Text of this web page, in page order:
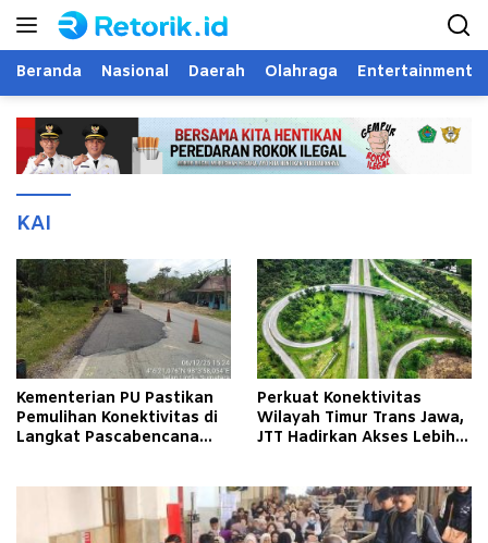
Langsung
Beranda Nasional Daerah Olahraga Entertainment
KAI
Kementerian PU Pastikan
Pemulihan Konektivitas di
Langkat Pascabencana
Perkuat Konektivitas
Wilayah Timur Trans Jawa,
JTT Hadirkan Akses Lebih